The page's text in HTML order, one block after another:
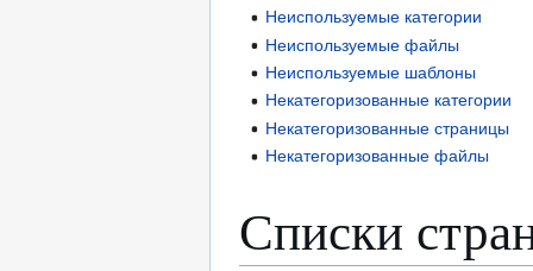
Неиспользуемые категории
Неиспользуемые файлы
Неиспользуемые шаблоны
Некатегоризованные категории
Некатегоризованные страницы
Некатегоризованные файлы
Списки